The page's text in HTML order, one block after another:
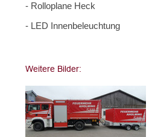
- Rolloplane Heck
- LED Innenbeleuchtung